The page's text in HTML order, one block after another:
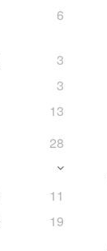
6
3
3
13
28
11
19